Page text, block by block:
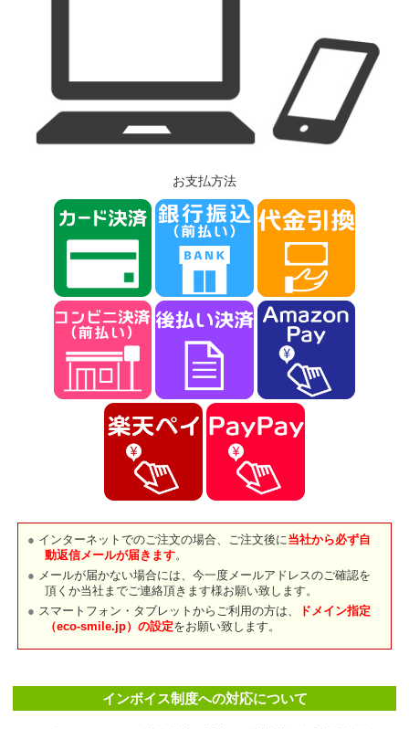
お支払方法
インターネットでのご注文の場合、ご注文後に当社から必ず自
動返信メールが届きます。
メールが届かない場合には、今一度メールアドレスのご確認を
頂くか当社までご連絡頂きます様お願い致します。
スマートフォン・タブレットからご利用の方は、
ドメイン指定
（eco-smile.jp）の設定をお願い致します。
インボイス制度への対応について